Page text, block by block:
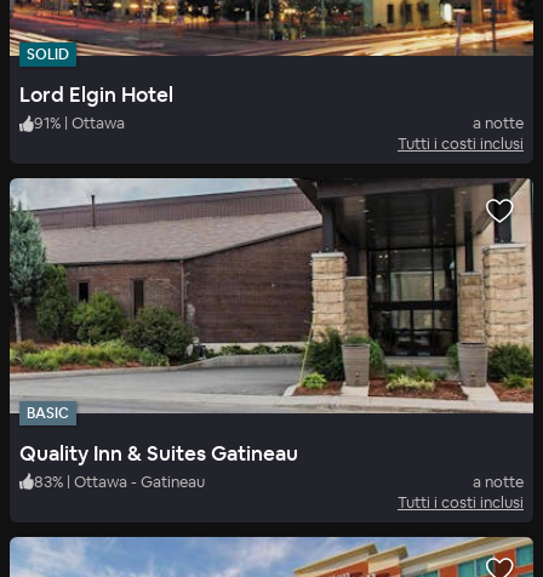
SOLID
Lord Elgin Hotel
91% | Ottawa
a notte
Tutti i costi inclusi
BASIC
Quality Inn & Suites Gatineau
83% | Ottawa - Gatineau
a notte
Tutti i costi inclusi